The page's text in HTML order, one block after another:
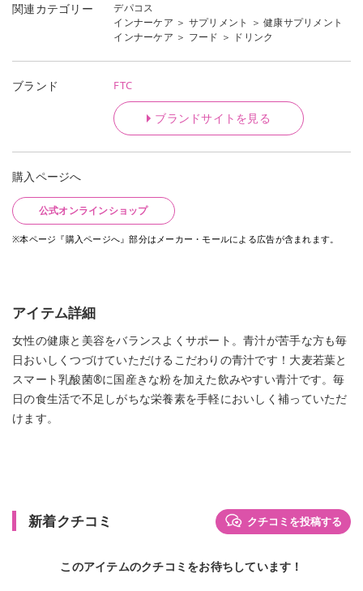
関連カテゴリー
デパコス
インナーケア ＞ サプリメント ＞健康サプリメント
インナーケア ＞ フード ＞ ドリンク
ブランド FTC
ブランドサイトを見る
購入ページへ
公式オンラインショップ
※本ページ『購入ページへ』部分はメーカー・モールによる広告が含まれます。
アイテム詳細
女性の健康と美容をバランスよくサポート。青汁が苦手な方も毎
日おいしくつづけていただけるこだわりの青汁です！大麦若葉と
スマート乳酸菌®に国産きな粉を加えた飲みやすい青汁です。毎
日の食生活で不足しがちな栄養素を手軽においしく補っていただ
けます。
新着クチコミ クチコミを投稿する
このアイテムのクチコミをお待ちしています！